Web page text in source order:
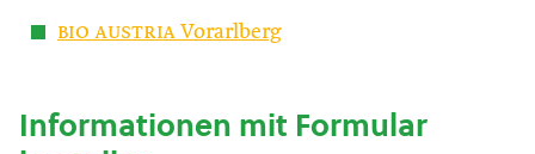
bio austria Vorarlberg
Informationen mit Formular